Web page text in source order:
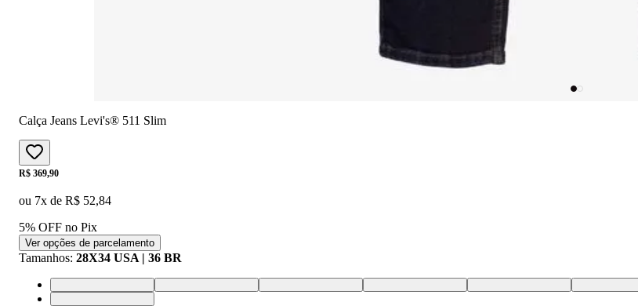
Calça Jeans Levi's® 511 Slim
Price:
R$ 369,90
ou 7x de R$ 52,84
5% OFF no Pix
Ver opções de parcelamento
Tamanhos: 28X34 USA | 36 BR
34X34 USA | 44 BR38X34 USA | 48 BR42X34 USA | 52 BR30X34 USA | 38 BR44X34 USA | 54 BR33X34 USA
32X34 USA | 40 BR